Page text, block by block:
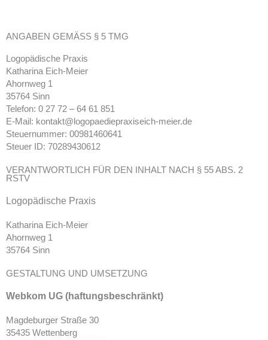
ANGABEN GEMÄSS § 5 TMG
Logopädische Praxis
Katharina Eich-Meier
Ahornweg 1
35764 Sinn
Telefon: 0 27 72 – 64 61 851
E-Mail: kontakt@logopaediepraxiseich-meier.de
Steuernummer: 00981460641
Steuer ID: 70289430612
VERANTWORTLICH FÜR DEN INHALT NACH § 55 ABS. 2
RSTV
Logopädische Praxis
Katharina Eich-Meier
Ahornweg 1
35764 Sinn
GESTALTUNG UND UMSETZUNG
Webkom UG (haftungsbeschränkt)
Magdeburger Straße 30
35435 Wettenberg